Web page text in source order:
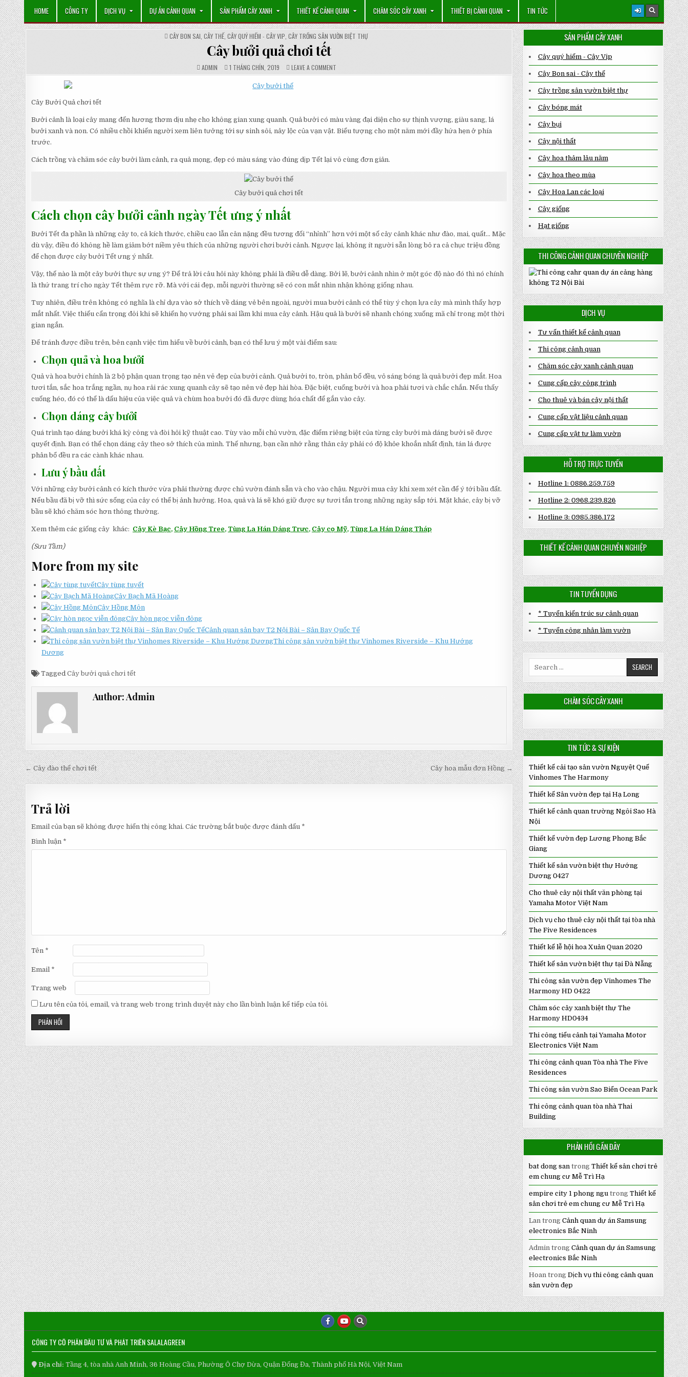
Skip
to
content
HOME CÔNG TY DỊCH VỤ DỰ ÁN CẢNH QUAN SẢN PHẨM CÂY XANH THIẾT KẾ CẢNH QUAN CHĂM SÓC CÂY XANH THIẾT BỊ CẢNH QUAN TIN TỨC
POSTED
IN
CÂY BON SAI, CÂY THẾ ,CÂY QUÝ HIẾM - CÂY VIP ,CÂY TRỒNG SÂN VƯỜN BIỆT THỰ
Cây bưởi quả chơi tết
AUTHOR:
ADMIN PUBLISHED
DATE:
1 THÁNG CHÍN, 2019 COMMENTS:
LEAVE A COMMENTON
CÂY
Cây Bưởi Quả chơi tết
Bưởi cảnh là loại cây mang đến hương thơm dịu nhẹ cho không gian xung quanh. Quả bưởi có màu vàng đại diện cho sự thịnh vượng, giàu sang, lá
bưởi xanh và non. Có nhiều chồi khiến người xem liên tưởng tới sự sinh sôi, nảy lộc của vạn vật. Biểu tượng cho một năm mới đầy hứa hẹn ở phía
trước.
Cách trồng và chăm sóc cây bưởi làm cảnh, ra quả mọng, đẹp có màu sáng vào đúng dịp Tết lại vô cùng đơn giản.
Cây bưởi quả chơi tết
Cách chọn cây bưởi cảnh ngày Tết ưng ý nhất
Bưởi Tết đa phần là những cây to, cả kích thước, chiều cao lẫn cân nặng đều tương đối “nhỉnh” hơn với một số cây cảnh khác như đào, mai, quất… Mặc
dù vậy, điều đó không hề làm giảm bớt niềm yêu thích của những người chơi bưởi cảnh. Ngược lại, không ít người sẵn lòng bỏ ra cả chục triệu đồng
để chọn được cây bưởi Tết ưng ý nhất.
Vậy, thế nào là một cây bưởi thực sự ưng ý? Để trả lời câu hỏi này không phải là điều dễ dàng. Bởi lẽ, bưởi cảnh nhìn ở một góc độ nào đó thì nó chính
là thứ trang trí cho ngày Tết thêm rực rỡ. Mà với cái đẹp, mỗi người thường sẽ có con mắt nhìn nhận không giống nhau.
Tuy nhiên, điều trên không có nghĩa là chỉ dựa vào sở thích về dáng vẻ bên ngoài, người mua bưởi cảnh có thể tùy ý chọn lựa cây mà mình thấy hợp
mắt nhất. Việc thiếu cẩn trọng đôi khi sẽ khiến họ vướng phải sai lầm khi mua cây cảnh. Hậu quả là bưởi sẽ nhanh chóng xuống mã chỉ trong một thời
gian ngắn.
Để tránh được điều trên, bên cạnh việc tìm hiểu về bưởi cảnh, bạn có thể lưu ý một vài điểm sau:
Chọn quả và hoa bưởi
Quả và hoa bưởi chính là 2 bộ phận quan trọng tạo nên vẻ đẹp của bưởi cảnh. Quả bưởi to, tròn, phân bổ đều, vỏ sáng bóng là quả bưởi đẹp mắt. Hoa
tươi tắn, sắc hoa trắng ngần, nụ hoa rải rác xung quanh cây sẽ tạo nên vẻ đẹp hài hòa. Đặc biệt, cuống bưởi và hoa phải tươi và chắc chắn. Nếu thấy
cuống héo, đó có thể là dấu hiệu của việc quả và chùm hoa bưởi đó đã được dùng hóa chất để gắn vào cây.
Chọn dáng cây bưởi
Quá trình tạo dáng bưởi khá kỳ công và đòi hỏi kỹ thuật cao. Tùy vào mỗi chủ vườn, đặc điểm riêng biệt của từng cây bưởi mà dáng bưởi sẽ được
quyết định. Bạn có thể chọn dáng cây theo sở thích của mình. Thế nhưng, bạn cần nhớ rằng thân cây phải có độ khỏe khoắn nhất định, tán lá được
phân bổ đều ra các cành khác nhau.
Lưu ý bầu đất
Với những cây bưởi cảnh có kích thước vừa phải thường được chủ vườn đánh sẵn và cho vào chậu. Người mua cây khi xem xét cần để ý tới bầu đất.
Nếu bầu đã bị vỡ thì sức sống của cây có thể bị ảnh hưởng. Hoa, quả và lá sẽ khó giữ được sự tươi tắn trong những ngày sắp tới. Mặt khác, cây bị vỡ
bầu sẽ khó chăm sóc hơn thông thường.
Xem thêm các giống cây khác: Cây Kè Bạc, Cây Hồng Tree, Tùng La Hán Dáng Trực, Cây cọ Mỹ, Tùng La Hán Dáng Tháp
(Sưu Tầm)
More from my site
Cây tùng tuyết
Cây Bạch Mã Hoàng
Cây Hồng Môn
Cây hòn ngọc viễn đông
Cảnh quan sân bay T2 Nội Bài – Sân Bay Quốc Tế
Thi công sân vườn biệt thự Vinhomes Riverside – Khu Hướng
Dương
TaggedCây bưởi quả chơi tết
Author:Admin
Điều
hướng
bài
viết
Cây hoa mẫu đơn Hồng →
← Cây đào thế chơi tết
Trả lời
Email của bạn sẽ không được hiển thị công khai. Các trường bắt buộc được đánh dấu *
Bình luận *
Tên *
Email *
Trang web
Lưu tên của tôi, email, và trang web trong trình duyệt này cho lần bình luận kế tiếp của tôi.
SẢN PHẨM CÂY XANH
Cây quý hiếm - Cây Vip
Cây Bon sai - Cây thế
Cây trồng sân vườn biệt thự
Cây bóng mát
Cây bụi
Cây nội thất
Cây hoa thảm lâu năm
Cây hoa theo mùa
Cây Hoa Lan các loại
Cây giống
Hạt giống
THI CÔNG CẢNH QUAN CHUYÊN NGHIỆP
DỊCH VỤ
Tư vấn thiết kế cảnh quan
Thi công cảnh quan
Chăm sóc cây xanh cảnh quan
Cung cấp cây công trình
Cho thuê và bán cây nội thất
Cung cấp vật liệu cảnh quan
Cung cấp vật tư làm vườn
HỖ TRỢ TRỰC TUYẾN
Hotline 1: 0886.259.759
Hotline 2: 0968.239.826
Hotline 3: 0985.386.172
THIẾT KẾ CẢNH QUAN CHUYÊN NGHIỆP
TIN TUYỂN DỤNG
* Tuyển kiến trúc sư cảnh quan
* Tuyển công nhân làm vườn
CHĂM SÓC CÂY XANH
TIN TỨC & SỰ KIỆN
Thiết kế cải tạo sân vườn Nguyệt Quế
Vinhomes The Harmony
Thiết kế Sân vườn đẹp tại Hạ Long
Thiết kế cảnh quan trường Ngôi Sao Hà
Nội
Thiết kế vườn đẹp Lương Phong Bắc
Giang
Thiết kế sân vườn biệt thự Hướng
Dương 0427
Cho thuê cây nội thất văn phòng tại
Yamaha Motor Việt Nam
Dịch vụ cho thuê cây nội thất tại tòa nhà
The Five Residences
Thiết kế lễ hội hoa Xuân Quan 2020
Thiết kế sân vườn biệt thự tại Đà Nẵng
Thi công sân vườn đẹp Vinhomes The
Harmony HD 0422
Chăm sóc cây xanh biệt thự The
Harmony HD0434
Thi công tiểu cảnh tại Yamaha Motor
Electronics Việt Nam
Thi công cảnh quan Tòa nhà The Five
Residences
Thi công sân vườn Sao Biển Ocean Park
Thi công cảnh quan tòa nhà Thai
Building
PHẢN HỒI GẦN ĐÂY
bat dong santrong Thiết kế sân chơi trẻ
em chung cư Mễ Trì Hạ
empire city 1 phong ngutrong Thiết kế
sân chơi trẻ em chung cư Mễ Trì Hạ
Lantrong Cảnh quan dự án Samsung
electronics Bắc Ninh
Admintrong Cảnh quan dự án Samsung
electronics Bắc Ninh
Hoantrong Dịch vụ thi công cảnh quan
sân vườn đẹp
CÔNG TY CỔ PHẦN ĐẦU TƯ VÀ PHÁT TRIỂN SALALAGREEN
Địa chỉ: Tầng 4, tòa nhà Anh Minh, 36 Hoàng Cầu, Phường Ô Chợ Dừa, Quận Đống Đa, Thành phố Hà Nội, Việt Nam